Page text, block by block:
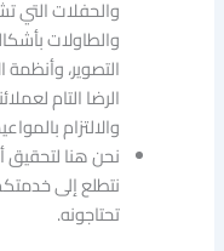
والحفلات التي
والطاولات
التصوير،
الرضا التام
والالتزام
نحن هنا
نتطلع إلى
تحتاجونه.